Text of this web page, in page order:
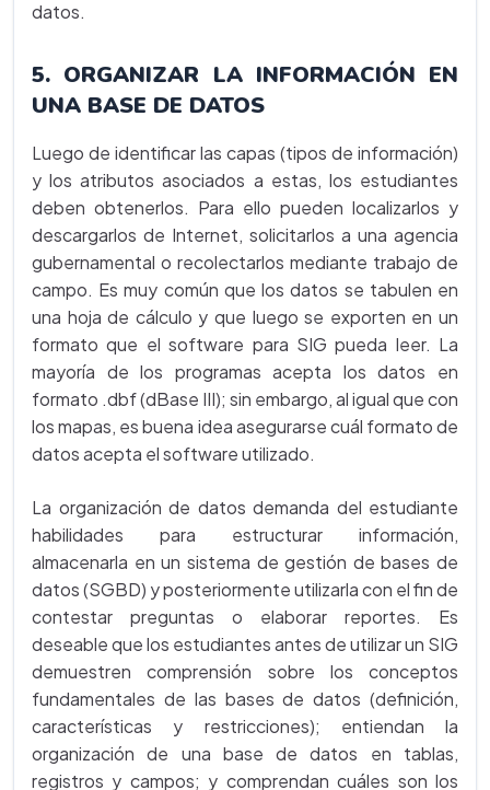
datos.
5. ORGANIZAR LA INFORMACIÓN EN
UNA BASE DE DATOS
Luego de identificar las capas (tipos de información)
y los atributos asociados a estas, los estudiantes
deben obtenerlos. Para ello pueden localizarlos y
descargarlos de Internet, solicitarlos a una agencia
gubernamental o recolectarlos mediante trabajo de
campo. Es muy común que los datos se tabulen en
una hoja de cálculo y que luego se exporten en un
formato que el software para SIG pueda leer. La
mayoría de los programas acepta los datos en
formato .dbf (dBase III); sin embargo, al igual que con
los mapas, es buena idea asegurarse cuál formato de
datos acepta el software utilizado.
La organización de datos demanda del estudiante
habilidades para estructurar información,
almacenarla en un sistema de gestión de bases de
datos (SGBD) y posteriormente utilizarla con el fin de
contestar preguntas o elaborar reportes. Es
deseable que los estudiantes antes de utilizar un SIG
demuestren comprensión sobre los conceptos
fundamentales de las bases de datos (definición,
características y restricciones); entiendan la
organización de una base de datos en tablas,
registros y campos; y comprendan cuáles son los